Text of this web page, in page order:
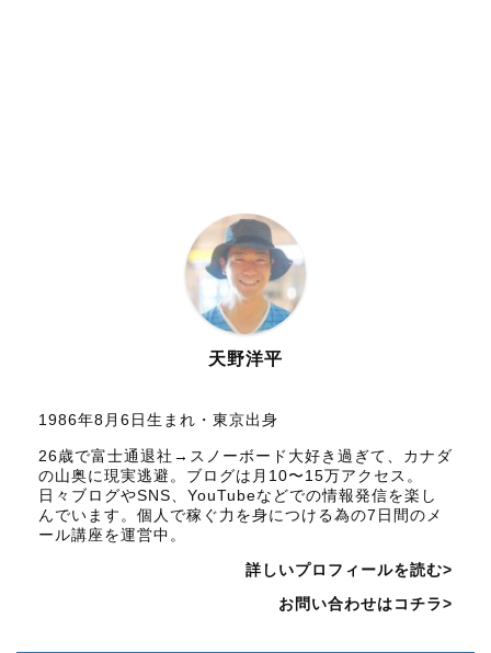
天野洋平
1986年8月6日生まれ・東京出身
26歳で富士通退社→スノーボード大好き過ぎて、カナダ
の山奥に現実逃避。ブログは月10〜15万アクセス。
日々ブログやSNS、YouTubeなどでの情報発信を楽し
んでいます。個人で稼ぐ力を身につける為の7日間のメ
ール講座を運営中。
詳しいプロフィールを読む>
お問い合わせはコチラ>